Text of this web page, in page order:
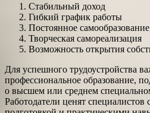
Стабильный доход
Гибкий график работы
Постоянное самообразование
Творческая самореализация
Возможность открытия
Для успешного трудоустройства
профессиональное образование,
о высшем или среднем
Работодатели ценят специалистов